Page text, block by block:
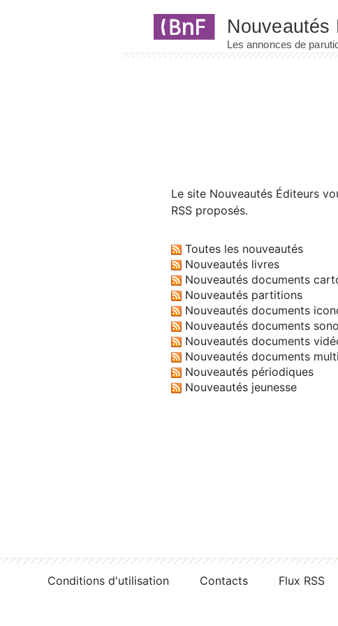
Le site Nouveautés Éditeurs
RSS proposés.
Toutes les nouveautés
Nouveautés livres
Nouveautés documents
Nouveautés partitions
Nouveautés documents
Nouveautés documents
Nouveautés documents
Nouveautés documents
Nouveautés périodiques
Nouveautés jeunesse
Conditions d'utilisation Contacts Flux RSS